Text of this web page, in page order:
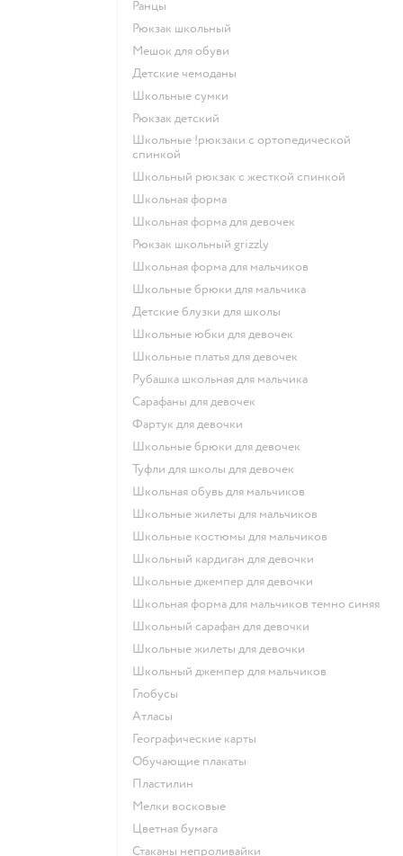
Ранцы
Рюкзак школьный
Мешок для обуви
Детские чемоданы
Школьные сумки
Рюкзак детский
Школьные !рюкзаки с ортопедической
спинкой
Школьный рюкзак с жесткой спинкой
Школьная форма
Школьная форма для девочек
Рюкзак школьный grizzly
Школьная форма для мальчиков
Школьные брюки для мальчика
Детские блузки для школы
Школьные юбки для девочек
Школьные платья для девочек
Рубашка школьная для мальчика
Сарафаны для девочек
Фартук для девочки
Школьные брюки для девочек
Туфли для школы для девочек
Школьная обувь для мальчиков
Школьные жилеты для мальчиков
Школьные костюмы для мальчиков
Школьный кардиган для девочки
Школьные джемпер для девочки
Школьная форма для мальчиков темно синяя
Школьный сарафан для девочки
Школьные жилеты для девочки
Школьный джемпер для мальчиков
Глобусы
Атласы
Географические карты
Обучающие плакаты
Пластилин
Мелки восковые
Цветная бумага
Стаканы непроливайки